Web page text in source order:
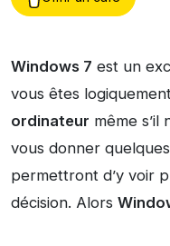
Windows 7 est un
vous êtes
ordinateur même s’il
vous donner
permettront d’y voir
décision. Alors